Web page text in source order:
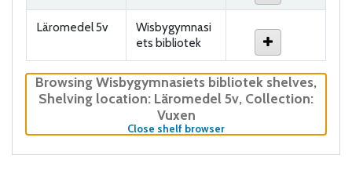
Läromedel 5v
Wisbygymnasi
ets bibliotek
Browsing Wisbygymnasiets bibliotek shelves,
Shelving location: Läromedel 5v, Collection:
Vuxen
Close shelf browser(Hides shelf browser)